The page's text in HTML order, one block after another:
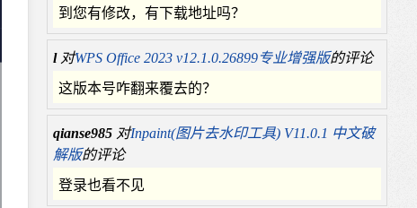
到您有修改，有下载地址吗？
l 对WPS Office 2023 v12.1.0.26899专业增强版的评论
这版本号咋翻来覆去的？
qianse985 对Inpaint(图片去水印工具) V11.0.1 中文破
解版的评论
登录也看不见